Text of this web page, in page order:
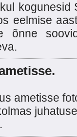
kogunesid
eelmise
õnne
ametisse